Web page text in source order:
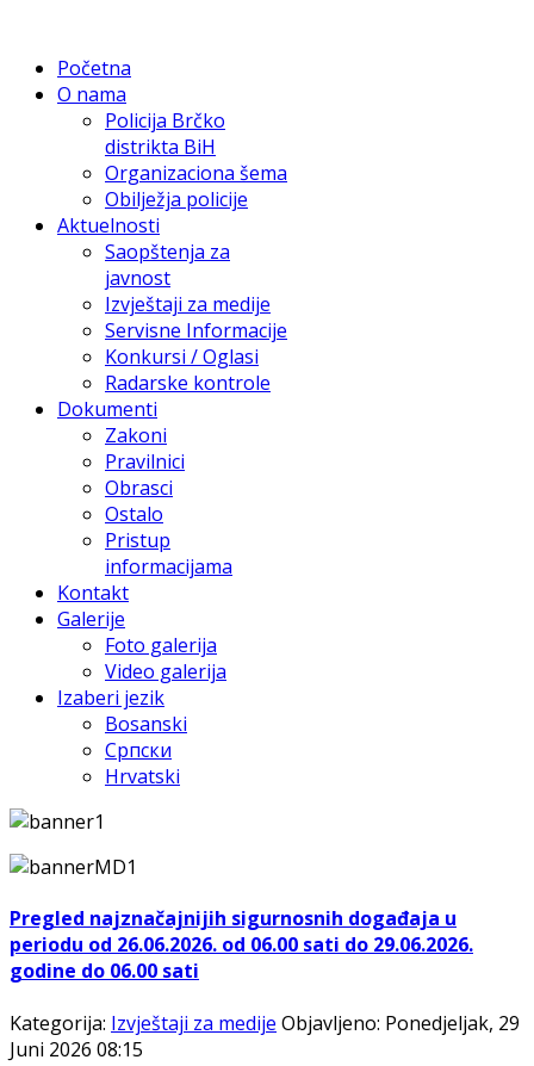
Početna
O nama
Policija Brčko
distrikta BiH
Organizaciona šema
Obilježja policije
Aktuelnosti
Saopštenja za
javnost
Izvještaji za medije
Servisne Informacije
Konkursi / Oglasi
Radarske kontrole
Dokumenti
Zakoni
Pravilnici
Obrasci
Ostalo
Pristup
informacijama
Kontakt
Galerije
Foto galerija
Video galerija
Izaberi jezik
Bosanski
Српски
Hrvatski
Pregled najznačajnijih sigurnosnih događaja u
periodu od 26.06.2026. od 06.00 sati do 29.06.2026.
godine do 06.00 sati
Kategorija: Izvještaji za medije Objavljeno: Ponedjeljak, 29
Juni 2026 08:15